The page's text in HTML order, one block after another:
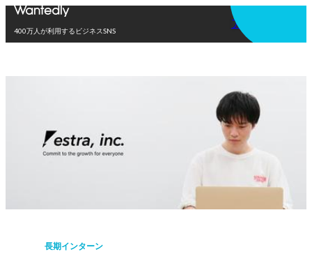
400万人が利用するビジネスSNS
アプリを使う
長期インターン